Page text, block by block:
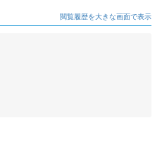
閲覧履歴を大きな画面で表示